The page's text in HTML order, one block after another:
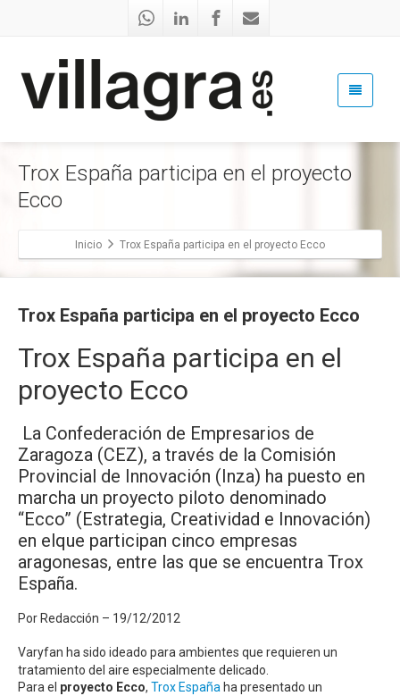
Trox España participa en el proyecto
Ecco
Inicio Trox España participa en el proyecto Ecco
Trox España participa en el proyecto Ecco
Trox España participa en el
proyecto Ecco
La Confederación de Empresarios de
Zaragoza (CEZ), a través de la Comisión
Provincial de Innovación (Inza) ha puesto en
marcha un proyecto piloto denominado
“Ecco” (Estrategia, Creatividad e Innovación)
en elque participan cinco empresas
aragonesas, entre las que se encuentra Trox
España.
Por Redacción – 19/12/2012
Varyfan ha sido ideado para ambientes que requieren un
tratamiento del aire especialmente delicado.
Para el proyecto Ecco, Trox España ha presentado un